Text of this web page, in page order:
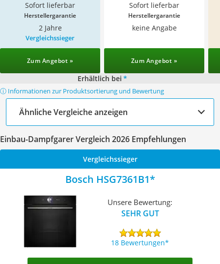
Sofort lieferbar Sofort lieferbar
Herstellergarantie
2 Jahre
Herstellergarantie
keine Angabe
Vergleichssieger
Zum Angebot » Zum Angebot »
Erhältlich bei *
ⓘ Informationen zur Produktsortierung und Bewertung
Ähnliche Vergleiche anzeigen
Einbau-Dampfgarer Vergleich 2026 Empfehlungen
Vergleichssieger
Bosch HSG7361B1
Unsere Bewertung:
SEHR GUT
18 Bewertungen